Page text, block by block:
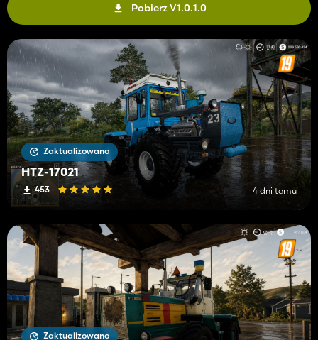
Pobierz V1.0.1.0
Zaktualizowano
HTZ-17021
453 4 dni temu
Zaktualizowano